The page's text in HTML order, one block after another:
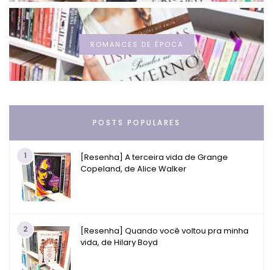
ROMANCES DE ÉPOCA
POSTS POPULARES
1
[Resenha] A terceira vida de Grange
Copeland, de Alice Walker
2
[Resenha] Quando você voltou pra minha
vida, de Hilary Boyd